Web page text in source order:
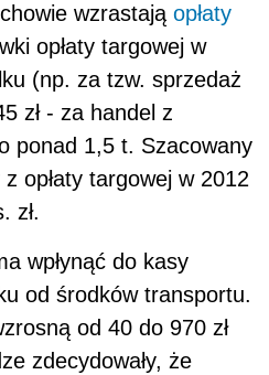
wzrastają opłaty
opłaty targowej w
(np. za tzw. sprzedaż
zł - za handel z
ponad 1,5 t. Szacowany
opłaty targowej w 2012
zł.
wpłynąć do kasy
od środków transportu.
od 40 do 970 zł
zdecydowały, że